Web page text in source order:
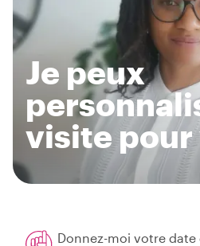
Je peux
visite pour
Donnez-moi votre